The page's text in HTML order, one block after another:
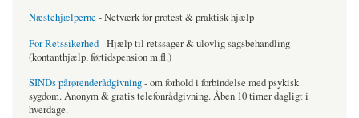
Næstehjælperne - Netværk for protest & praktisk hjælp
For Retssikerhed- Hjælp til retssager & ulovlig sagsbehandling
(kontanthjælp, førtidspension m.fl.)
SINDs pårørenderådgivning- om forhold i forbindelse med psykisk
sygdom. Anonym & gratis telefonrådgivning. Åben 10 timer dagligt i
hverdage.